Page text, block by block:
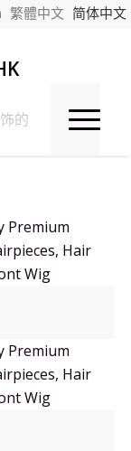
繁體中文 简体中文